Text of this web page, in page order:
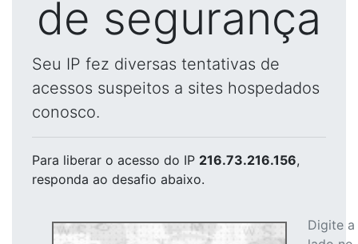
de segurança
Seu IP fez diversas tentativas de
acessos suspeitos a sites hospedados
conosco.
Para liberar o acesso do IP 216.73.216.156,
responda ao desafio abaixo.
Digite